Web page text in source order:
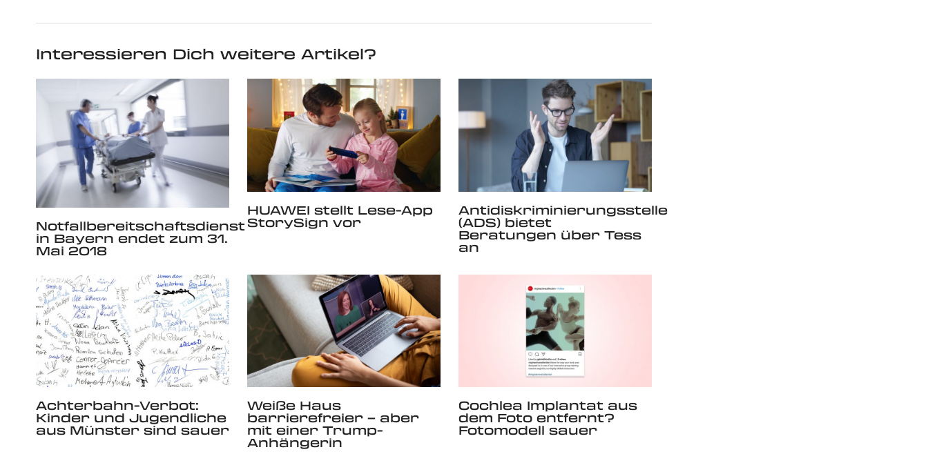
Interessieren Dich weitere Artikel?
Notfallbereitschaftsdienst
in Bayern endet zum 31.
Mai 2018
HUAWEI stellt Lese-App
StorySign vor
Antidiskriminierungsstelle
(ADS) bietet
Beratungen über Tess
an
Achterbahn-Verbot:
Kinder und Jugendliche
aus Münster sind sauer
Weiße Haus
barrierefreier – aber
mit einer Trump-
Anhängerin
Cochlea Implantat aus
dem Foto entfernt?
Fotomodell sauer